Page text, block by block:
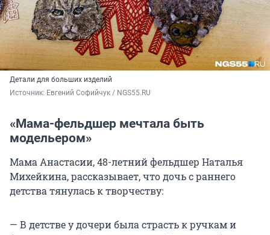
Детали для больших изделий
Источник: Евгений Софийчук / NGS55.RU
«Мама-фельдшер мечтала быть
модельером»
Мама Анастасии, 48-летний фельдшер Наталья
Михейкина, рассказывает, что дочь с раннего
детства тянулась к творчеству:
— В детстве у дочери была страсть к ручкам и